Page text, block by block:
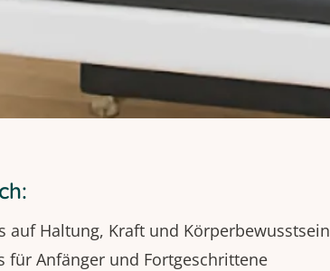
auf Haltung, Kraft und Körperbewusstsein
für Anfänger und Fortgeschrittene